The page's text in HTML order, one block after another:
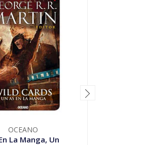
OCEANO
La Manga, Un